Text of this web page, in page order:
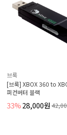
브룩
[브룩] 파이터 볼 (볼타입)
66% 12,000원